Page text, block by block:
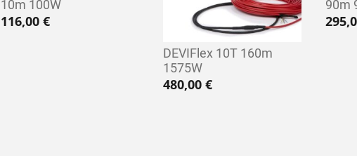
10m 100W
116,00 €
DEVIFlex 10T 160m
1575W
480,00€
90m